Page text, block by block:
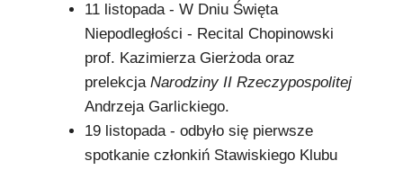
11 listopada - W Dniu Święta
Niepodległości - Recital Chopinowski
prof. Kazimierza Gierżoda oraz
prelekcja Narodziny II Rzeczypospolitej
Andrzeja Garlickiego.
19 listopada - odbyło się pierwsze
spotkanie członkiń Stawiskiego Klubu